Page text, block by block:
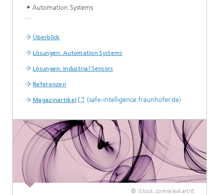
Automation Systems
...
Überblick
Lösungen: Automation Systems
Lösungen: Industrial Sensors
Referenzen
Magazinartikel (safe-intelligence.fraunhofer.de)
© iStock.com/alexkar08